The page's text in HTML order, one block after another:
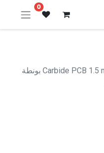
0
Carbide PCB 1.5 mm Micro Drilling End Mill Bit بونطة